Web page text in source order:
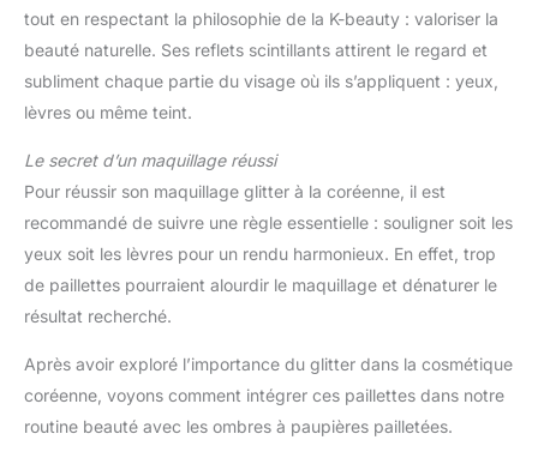
tout en respectant la philosophie de la K-beauty : valoriser la
beauté naturelle. Ses reflets scintillants attirent le regard et
subliment chaque partie du visage où ils s’appliquent : yeux,
lèvres ou même teint.
Le secret d’un maquillage réussi
Pour réussir son maquillage glitter à la coréenne, il est
recommandé de suivre une règle essentielle : souligner soit les
yeux soit les lèvres pour un rendu harmonieux. En effet, trop
de paillettes pourraient alourdir le maquillage et dénaturer le
résultat recherché.
Après avoir exploré l’importance du glitter dans la cosmétique
coréenne, voyons comment intégrer ces paillettes dans notre
routine beauté avec les ombres à paupières pailletées.